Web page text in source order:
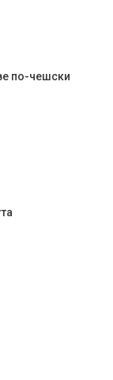
по-чешски